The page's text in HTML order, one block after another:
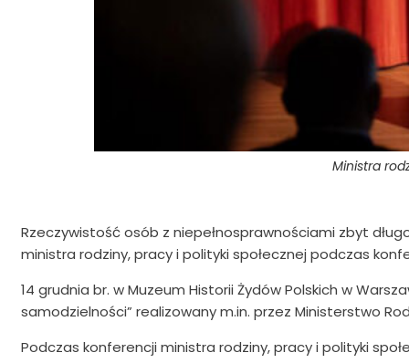
Ministra
Rzeczywistość osób z niepełnosprawnościami zbyt
ministra rodziny, pracy i polityki społecznej podczas
14 grudnia br. w Muzeum Historii Żydów Polskich w
samodzielności” realizowany m.in. przez Ministerstwo
Podczas konferencji ministra rodziny, pracy i polityki